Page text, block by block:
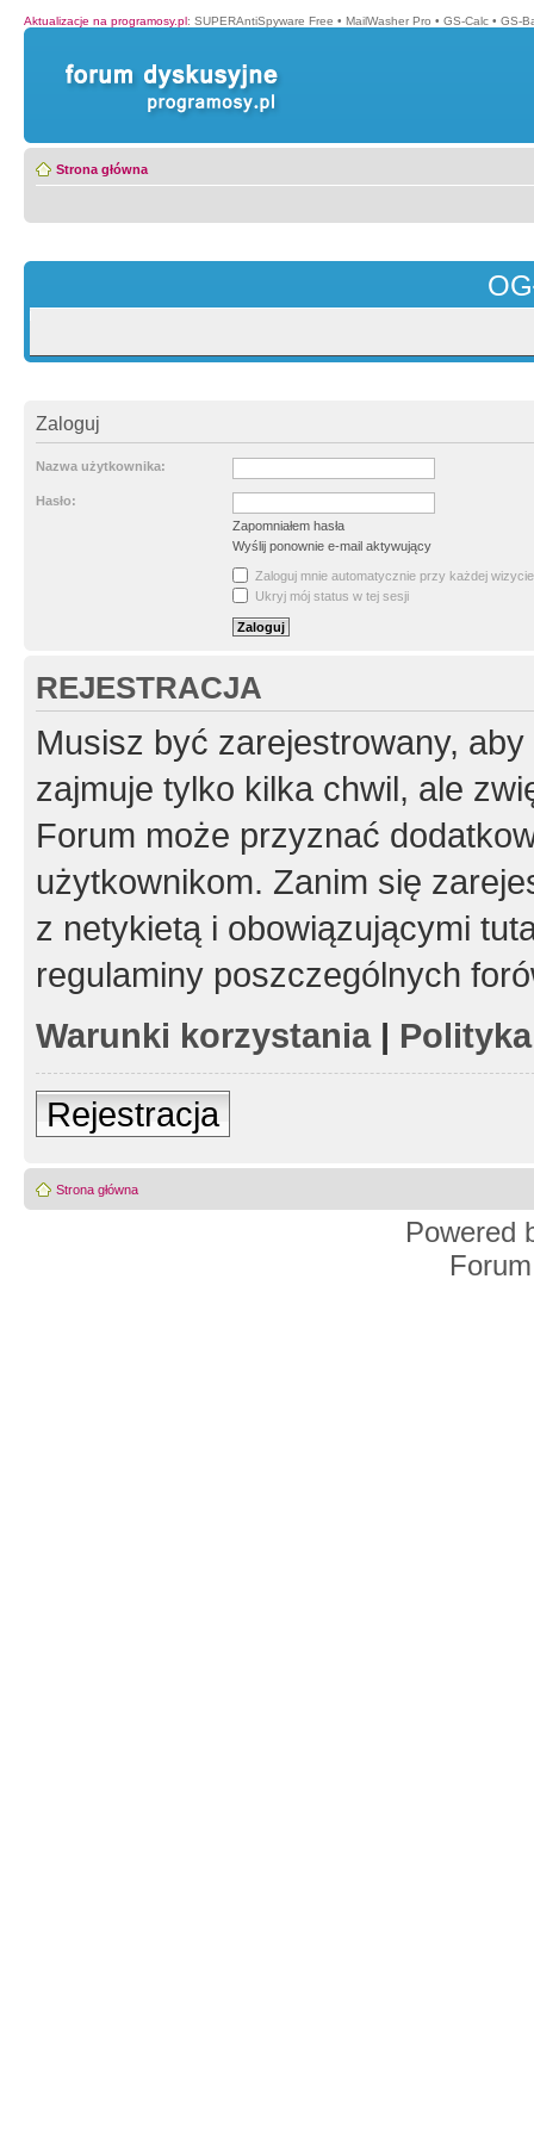
Aktualizacje na programosy.pl: SUPERAntiSpyware Free • MailWasher Pro • GS-Calc • GS-
Strona główna
Zaloguj
Nazwa użytkownika:
Hasło:
Zapomniałem hasła
Wyślij ponownie e-mail aktywujący
Zaloguj mnie automatycznie przy każdej wizycie
Ukryj mój status w tej sesji
REJESTRACJA
Musisz być zarejestrowany,
zajmuje tylko kilka chwil, ale
Forum może przyznać
użytkownikom. Zanim się
z netykietą i obowiązującymi
regulaminy poszczególnych
Warunki korzystania|
Rejestracja
Strona główna
Powered